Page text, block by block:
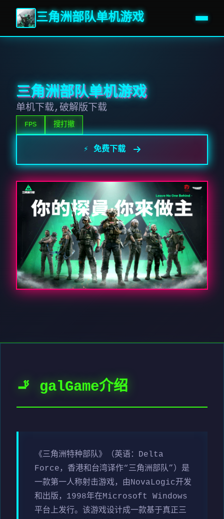
三角洲部队单机游戏
三角洲部队单机游戏
单机下载,破解版下载
FPS 搜打撤
⚡ 免费下载
🚬 galGame介绍
《三角洲特种部队》（英语：Delta
Force，香港和台湾译作“三角洲部队”）是
一款第一人称射击游戏，由NovaLogic开发
和出版，1998年在Microsoft Windows
平台上发行。该游戏设计成一款基于真正三